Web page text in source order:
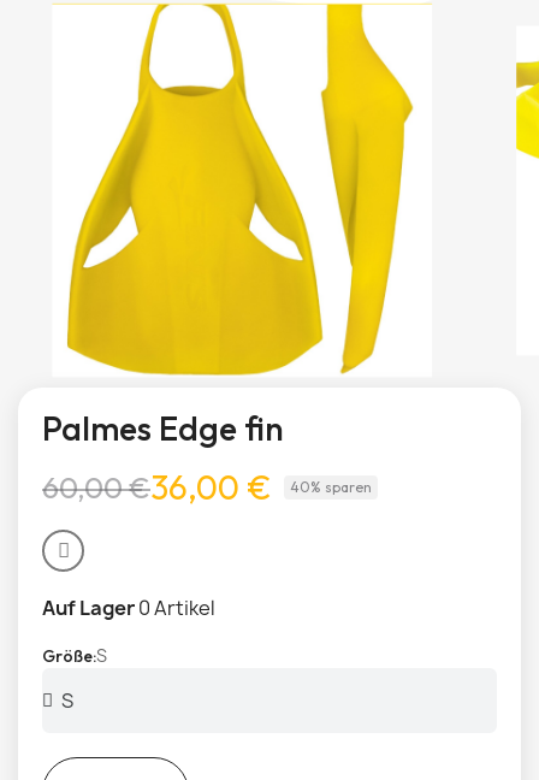
Palmes Edge fin
60,00 €36,00 € 40% sparen
Auf Lager0 Artikel
GrößeS